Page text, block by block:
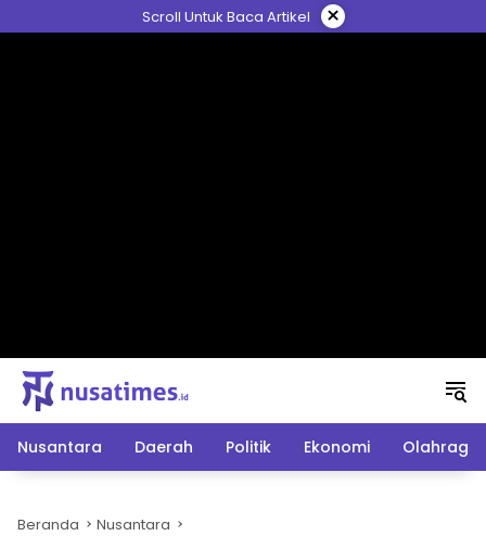
ke
Scroll Untuk Baca Artikel ×
Nusantara Daerah Politik Ekonomi Olahraga
Beranda Nusantara